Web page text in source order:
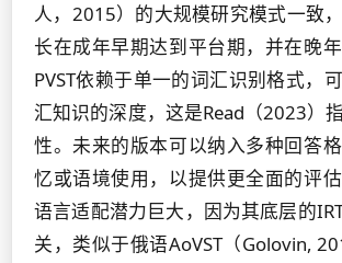
人，2015）的大规模研究模式一致
长在成年早期达到平台期，并在晚年
PVST依赖于单一的词汇识别格式，
汇知识的深度，这是Read（2023）
性。未来的版本可以纳入多种回答
忆或语境使用，以提供更全面的评
语言适配潜力巨大，因为其底层的
关，类似于俄语AoVST（Golovin,